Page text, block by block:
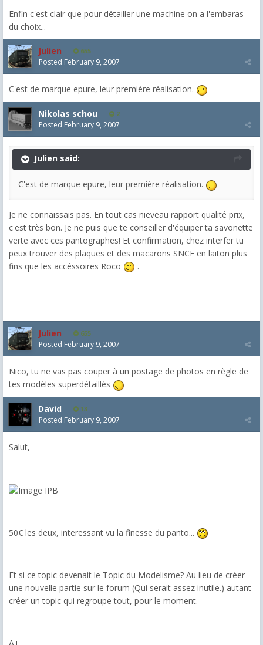
Enfin c'est clair que pour détailler une machine on a l'embaras
du choix...
Julien 655
Posted February 9, 2007
C'est de marque epure, leur première réalisation.
Nikolas schou 2
Posted February 9, 2007
Julien said:
C'est de marque epure, leur première réalisation.
Je ne connaissais pas. En tout cas nieveau rapport qualité prix,
c'est très bon. Je ne puis que te conseiller d'équiper ta savonette
verte avec ces pantographes! Et confirmation, chez interfer tu
peux trouver des plaques et des macarons SNCF en laiton plus
fins que les accéssoires Roco
.
Julien 655
Posted February 9, 2007
Nico, tu ne vas pas couper à un postage de photos en règle de
tes modèles superdétaillés
David 13
Posted February 9, 2007
Salut,
50€ les deux, interessant vu la finesse du panto...
Et si ce topic devenait le Topic du Modelisme? Au lieu de créer
une nouvelle partie sur le forum (Qui serait assez inutile.) autant
créer un topic qui regroupe tout, pour le moment.